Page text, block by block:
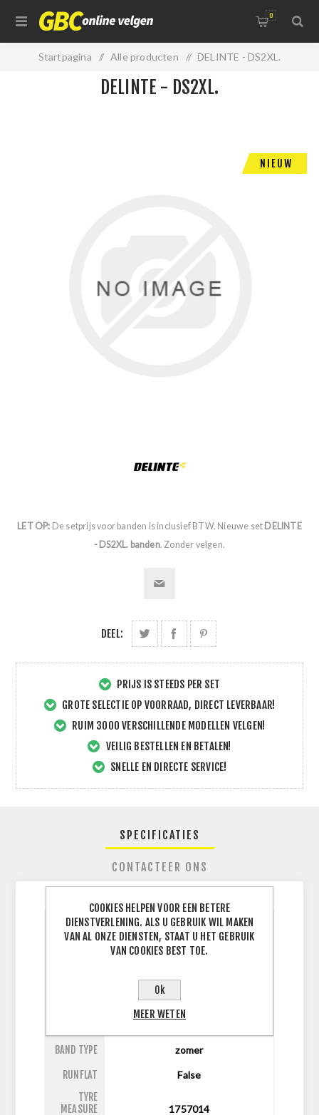
0
Startpagina / Alle producten / DELINTE - DS2XL.
NIEUW
DELINTE - DS2XL.
LET OP: De setprijs voor banden is inclusief BTW. Nieuwe set DELINTE
- DS2XL. banden. Zonder velgen.
DEEL:
PRIJS IS STEEDS PER SET
GROTE SELECTIE OP VOORRAAD, DIRECT LEVERBAAR!
RUIM 3000 VERSCHILLENDE MODELLEN VELGEN!
VEILIG BESTELLEN EN BETALEN!
SNELLE EN DIRECTE SERVICE!
SPECIFICATIES
CONTACTEER ONS
BREEDTE
175J
BAND TYPE zomer
RUNFLAT
False
TYRE
MEASURE
1757014
COOKIES HELPEN VOOR EEN BETERE
DIENSTVERLENING. ALS U GEBRUIK WIL MAKEN
VAN AL ONZE DIENSTEN, STAAT U HET GEBRUIK
VAN COOKIES BEST TOE.
Ok
MEER WETEN